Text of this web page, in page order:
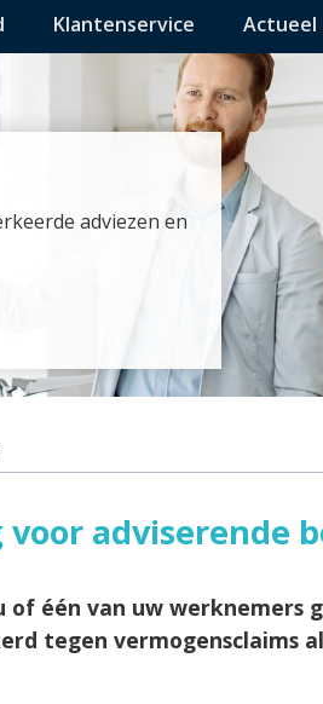
Klantenservice Actueel
adviezen en
adviserende
één van uw werknemers
tegen vermogensclaims